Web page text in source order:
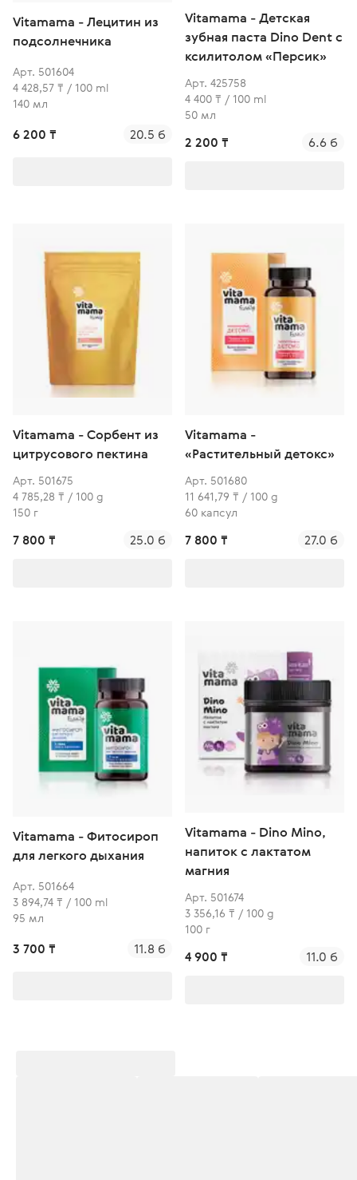
Vitamama - Лецитин из
подсолнечника
Арт. 501604
4 428,57 ₸ / 100 ml
140 мл
6 200 ₸ 20.5 б
Vitamama - Детская
зубная паста Dino Dent с
ксилитолом «Персик»
Арт. 425758
4 400 ₸ / 100 ml
50 мл
2 200 ₸ 6.6 б
Vitamama - Сорбент из
цитрусового пектина
Арт. 501675
4 785,28 ₸ / 100 g
150 г
7 800 ₸ 25.0 б
Vitamama -
«Растительный детокс»
Арт. 501680
11 641,79 ₸ / 100 g
60 капсул
7 800 ₸ 27.0 б
Vitamama - Фитосироп
для легкого дыхания
Арт. 501664
3 894,74 ₸ / 100 ml
95 мл
3 700 ₸ 11.8 б
Vitamama - Dino Mino,
напиток с лактатом
магния
Арт. 501674
3 356,16 ₸ / 100 g
100 г
4 900 ₸ 11.0 б